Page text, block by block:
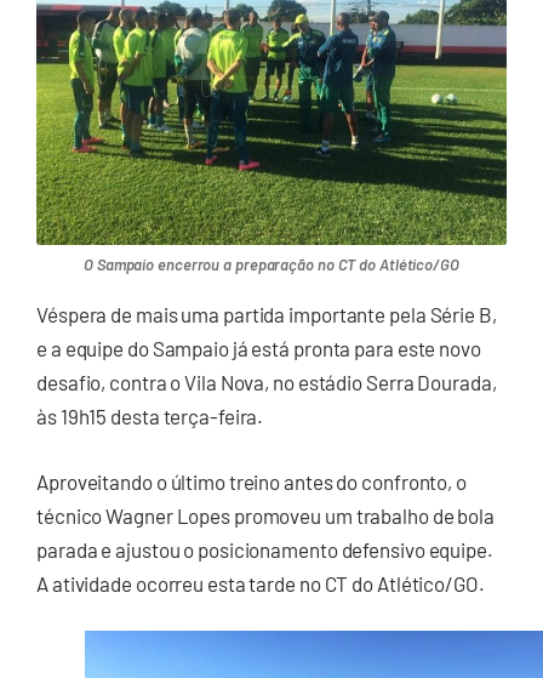
O Sampaio encerrou a preparação no CT do Atlético/GO
Véspera de mais uma partida importante pela Série B,
e a equipe do Sampaio já está pronta para este novo
desafio, contra o Vila Nova, no estádio Serra Dourada,
às 19h15 desta terça-feira.
Aproveitando o último treino antes do confronto, o
técnico Wagner Lopes promoveu um trabalho de bola
parada e ajustou o posicionamento defensivo equipe.
A atividade ocorreu esta tarde no CT do Atlético/GO.